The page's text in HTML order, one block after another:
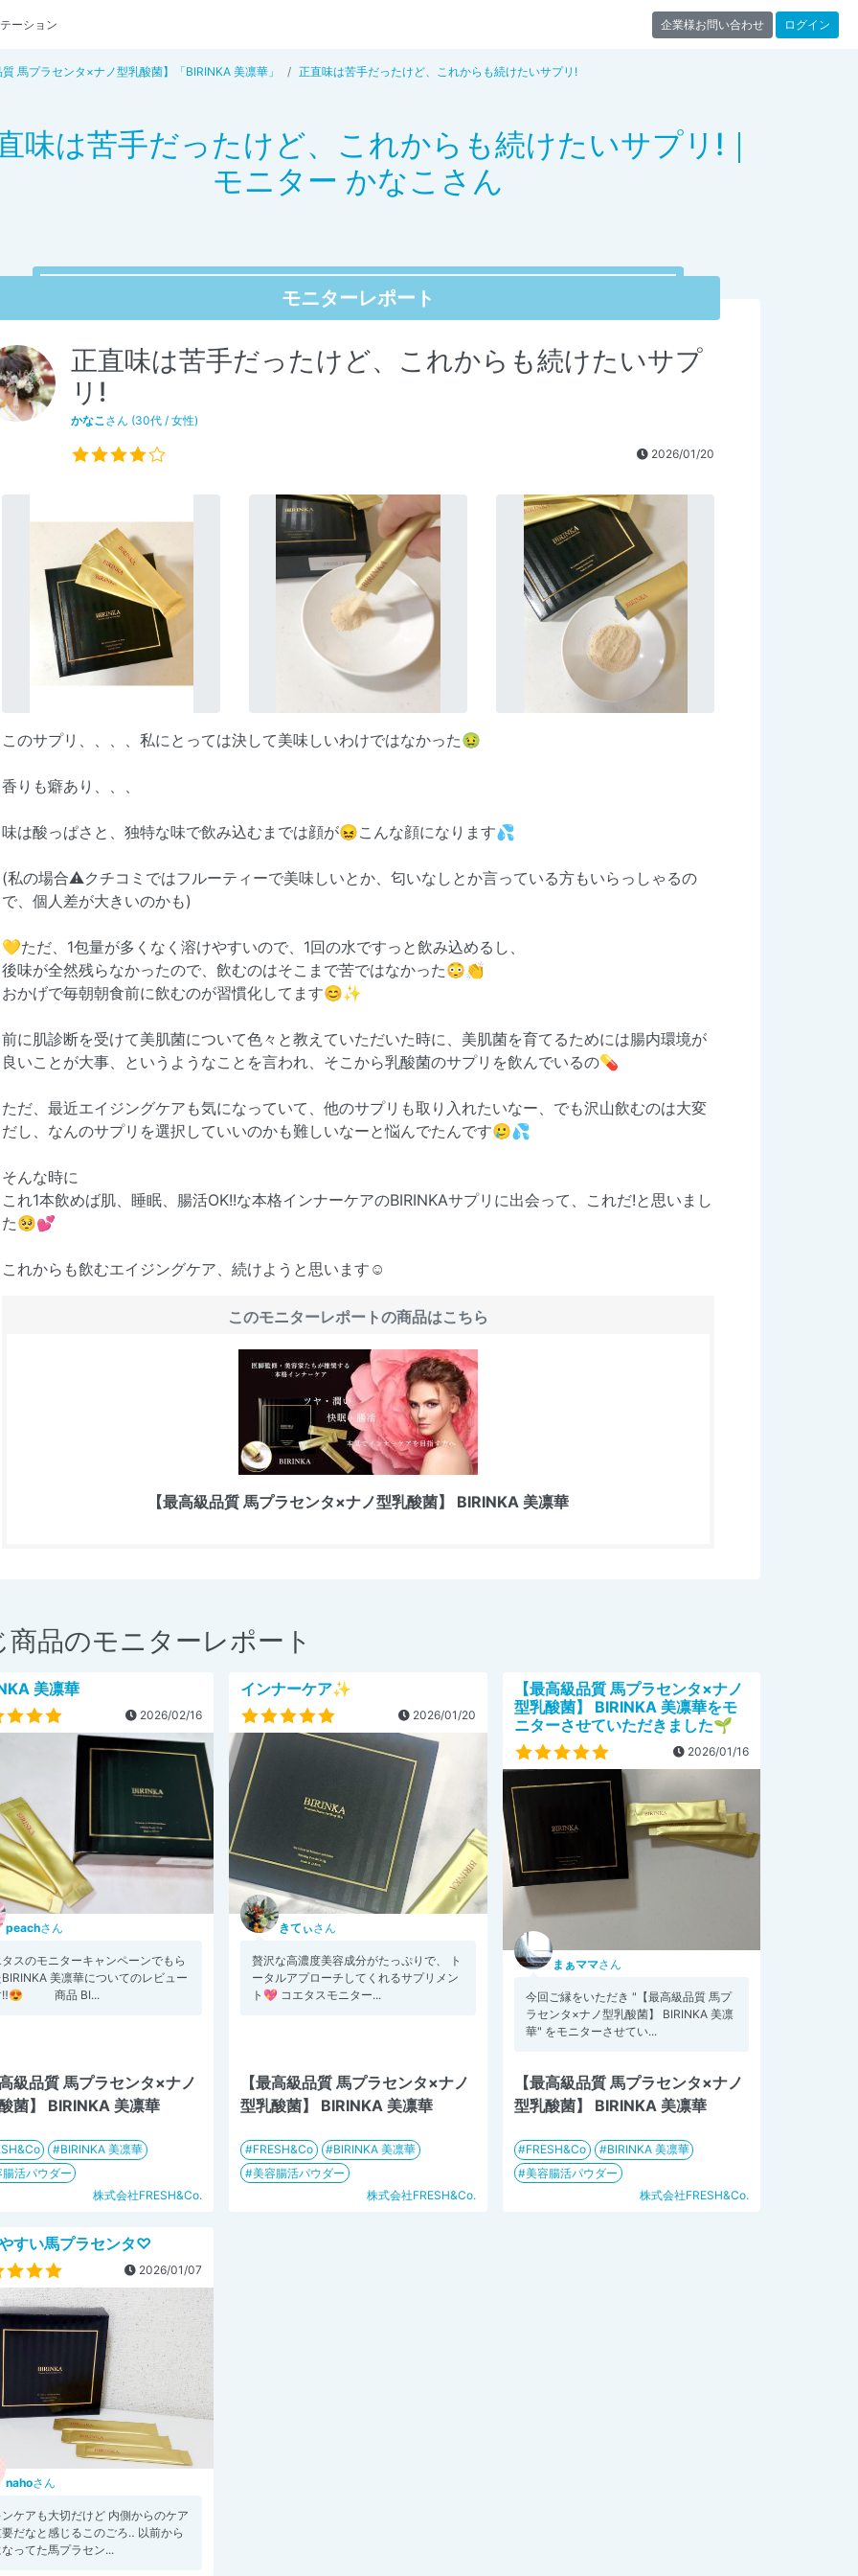
ーション 企業様お問い合わせ ログイン
馬プラセンタ×ナノ型乳酸菌】「BIRINKA 美凛華」 正直味は苦手だったけど、これからも続けたいサプリ!
味は苦手だったけど、これからも続けたいサプリ!｜
モニター かなこさん
モニターレポート
正直味は苦手だったけど、これからも続けたいサプ
リ!
かなこさん (30代 / 女性)
2026/01/20
このサプリ、、、、私にとっては決して美味しいわけではなかった🤢
香りも癖あり、、、
味は酸っぱさと、独特な味で飲み込むまでは顔が😖こんな顔になります💦
(私の場合⚠️クチコミではフルーティーで美味しいとか、匂いなしとか言っている方もいらっしゃるの
で、個人差が大きいのかも)
💛ただ、1包量が多くなく溶けやすいので、1回の水ですっと飲み込めるし、
後味が全然残らなかったので、飲むのはそこまで苦ではなかった😳👏
おかげで毎朝朝食前に飲むのが習慣化してます😊✨
前に肌診断を受けて美肌菌について色々と教えていただいた時に、美肌菌を育てるためには腸内環境が
良いことが大事、というようなことを言われ、そこから乳酸菌のサプリを飲んでいるの💊
ただ、最近エイジングケアも気になっていて、他のサプリも取り入れたいなー、でも沢山飲むのは大変
だし、なんのサプリを選択していいのかも難しいなーと悩んでたんです🥲💦
そんな時に
これ1本飲めば肌、睡眠、腸活OK!!な本格インナーケアのBIRINKAサプリに出会って、これだ!と思いまし
た🥺💕
これからも飲むエイジングケア、続けようと思います☺️
このモニターレポートの商品はこちら
【最高級品質 馬プラセンタ×ナノ型乳酸菌】 BIRINKA 美凛華
商品のモニターレポート
美凛華
2026/02/16
peachさん
スのモニターキャンペーンでもら
美凛華についてのレビュー
‼️😍 商品 BI...
級品質 馬プラセンタ×ナノ
菌】 BIRINKA 美凛華
BIRINKA 美凛華
活パウダー
株式会社FRESH&Co.
インナーケア✨
2026/01/20
きてぃさん
贅沢な高濃度美容成分がたっぷりで、 ト
ータルアプローチしてくれるサプリメン
ト💖 コエタスモニター...
【最高級品質 馬プラセンタ×ナノ
型乳酸菌】 BIRINKA 美凛華
FRESH&Co
BIRINKA 美凛華
美容腸活パウダー
株式会社FRESH&Co.
【最高級品質 馬プラセンタ×ナノ
型乳酸菌】 BIRINKA 美凛華をモ
ニターさせていただきました🌱
2026/01/16
まぁママさん
今回ご縁をいただき "【最高級品質 馬プ
ラセンタ×ナノ型乳酸菌】 BIRINKA 美凛
華" をモニターさせてい...
【最高級品質 馬プラセンタ×ナノ
型乳酸菌】 BIRINKA 美凛華
FRESH&Co
BIRINKA 美凛華
美容腸活パウダー
株式会社FRESH&Co.
すい馬プラセンタ♡
2026/01/07
nahoさん
ケアも大切だけど 内側からのケア
だなと感じるこのごろ‥ 以前から
ってた馬プラセン...